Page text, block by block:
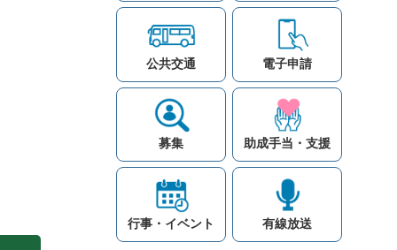
公共交通 電子申請
募集 助成手当・支援
行事・イベント 有線放送